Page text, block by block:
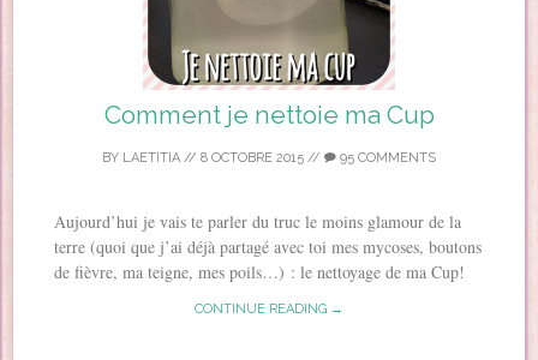
Comment je nettoie ma Cup
BY LAETITIA // 8 OCTOBRE 2015 // 95 COMMENTS
Aujourd’hui je vais te parler du truc le moins glamour de la
terre (quoi que j’ai déjà partagé avec toi mes mycoses, boutons
de fièvre, ma teigne, mes poils…) : le nettoyage de ma Cup!
CONTINUE READING →